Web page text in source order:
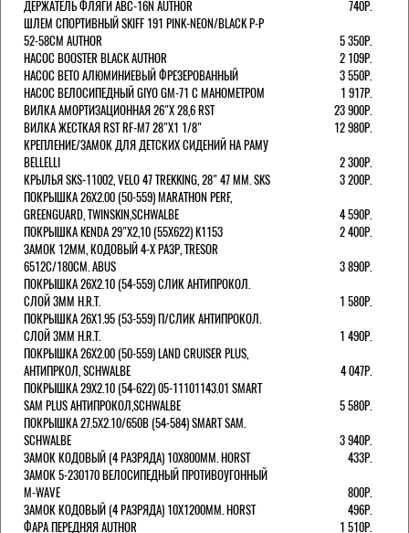
ДЕРЖАТЕЛЬ ФЛЯГИ ABC-16N AUTHOR
740Р.
ШЛЕМ СПОРТИВНЫЙ SKIFF 191 PINK-NEON/BLACK Р-Р
52-58СМ AUTHOR
5 350Р.
НАСОС BOOSTER BLACK AUTHOR
2 109Р.
НАСОС BETO АЛЮМИНИЕВЫЙ ФРЕЗЕРОВАННЫЙ
3 550Р.
НАСОС ВЕЛОСИПЕДНЫЙ GIYO GM-71 С МАНОМЕТРОМ
1 917Р.
ВИЛКА АМОРТИЗАЦИОННАЯ 26"Х 28,6 RST
23 900Р.
ВИЛКА ЖЕСТКАЯ RST RF-M7 28"Х1 1/8"
12 980Р.
КРЕПЛЕНИЕ/ЗАМОК ДЛЯ ДЕТСКИХ СИДЕНИЙ НА РАМУ
BELLELLI
2 300Р.
КРЫЛЬЯ SKS-11002, VELO 47 TREKKING, 28" 47 ММ. SKS
3 200Р.
ПОКРЫШКА 26X2.00 (50-559) MARATHON PERF,
GREENGUARD, TWINSKIN,SCHWALBE
4 590Р.
ПОКРЫШКА KENDA 29"Х2,10 (55X622) K1153
2 400Р.
ЗАМОК 12ММ, КОДОВЫЙ 4-Х РАЗР, TRESOR
6512C/180СМ. ABUS
3 890Р.
ПОКРЫШКА 26X2.10 (54-559) СЛИК АНТИПРОКОЛ.
СЛОЙ 3ММ H.R.T.
1 580Р.
ПОКРЫШКА 26X1.95 (53-559) П/СЛИК АНТИПРОКОЛ.
СЛОЙ 3ММ H.R.T.
1 490Р.
ПОКРЫШКА 26X2.00 (50-559) LAND CRUISER PLUS,
АНТИПРКОЛ, SCHWALBE
4 047Р.
ПОКРЫШКА 29X2.10 (54-622) 05-11101143.01 SMART
SAM PLUS АНТИПРОКОЛ,SCHWALBE
5 580Р.
ПОКРЫШКА 27.5X2.10/650B (54-584) SMART SAM.
SCHWALBE
3 940Р.
ЗАМОК КОДОВЫЙ (4 РАЗРЯДА) 10Х800ММ. HORST
433Р.
ЗАМОК 5-230170 ВЕЛОСИПЕДНЫЙ ПРОТИВОУГОННЫЙ
M-WAVE
800Р.
ЗАМОК КОДОВЫЙ (4 РАЗРЯДА) 10Х1200ММ. HORST
496Р.
ФАРА ПЕРЕДНЯЯ AUTHOR
1 510Р.